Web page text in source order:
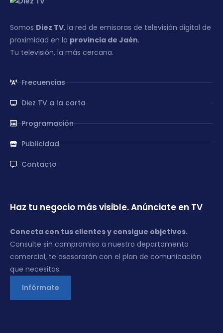
Somos Diez TV, la red de emisoras de televisión digital de
proximidad en la provincia de Jaén.
Tu televisión, la más cercana.
Frecuencias
Diez TV a la carta
Programación
Publicidad
Contacto
Haz tu negocio más visible. Anúnciate en TV
Conecta con tus clientes y consigue objetivos.
Consulte sin compromiso a nuestro departamento
comercial, te asesorarán con el plan de comunicación
que necesitas.
Infórmate